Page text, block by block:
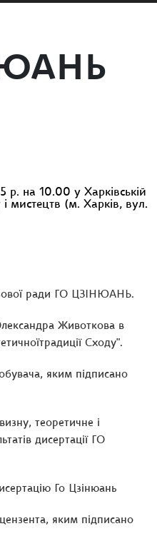
р. на 10.00 у Харківській
мистецтв (м. Харків, вул.
ради ГО ЦЗІНЮАНЬ.
Животкова в
Сходу".
яким підписано
теоретичне і
дисертації ГО
Го Цзінюань
яким підписано